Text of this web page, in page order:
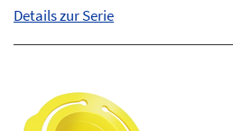
Details zur Serie